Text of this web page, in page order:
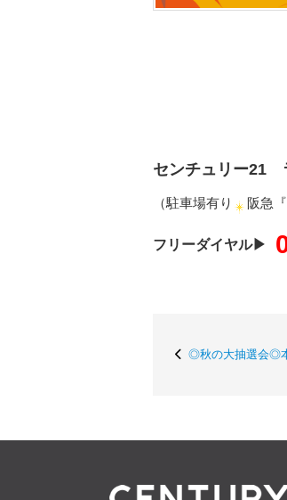
センチュリー21
（駐車場有り 阪急
フリーダイヤル▶
◎秋の大抽選会◎